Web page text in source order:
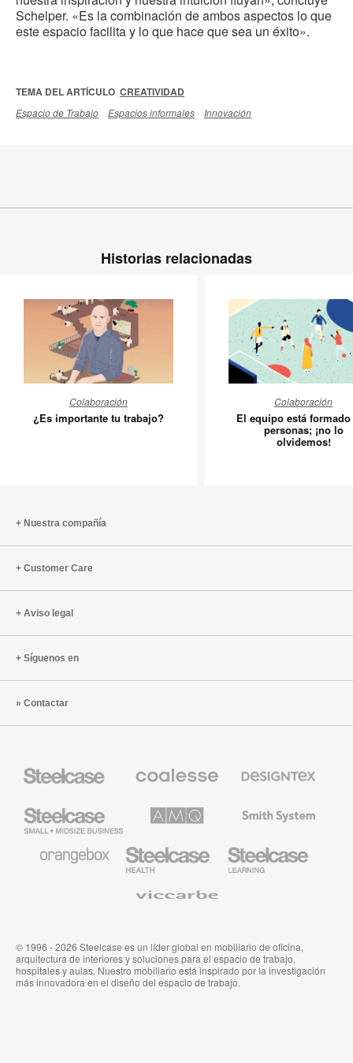
Schelper. «Es la combinación de ambos aspectos lo que
este espacio facilita y lo que hace que sea un éxito».
TEMA DEL ARTÍCULO CREATIVIDAD
Espacio de Trabajo Espacios informales Innovación
Historias relacionadas
importante
tu
Colaboración
¿Es importante tu trabajo?
equipo
está
formado
Colaboración
El equipo está
personas; ¡no lo
olvidemos!
Nuestra compañía
Customer Care
Aviso legal
Síguenos en
Contactar
Steelcase
Premium
Small
Business
Solutions
para
Industria
de
para
Educación
© 1996 - 2026 Steelcase es un líder global en mobiliario de oficina,
arquitectura de interiores y soluciones para el espacio de trabajo,
hospitales y aulas. Nuestro mobiliario está inspirado por la investigación
más innovadora en el diseño del espacio de trabajo.